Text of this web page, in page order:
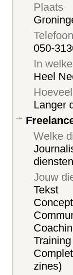
Plaats
050-
In
Heel
Langer
Welke
diensten
Jouw
Tekst
Concept
Training
zines)